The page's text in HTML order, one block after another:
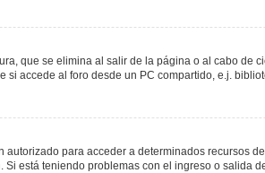
que se elimina al salir de la página o al cabo de
accede al foro desde un PC compartido, e.j.
para acceder a determinados recursos
está teniendo problemas con el ingreso o salida